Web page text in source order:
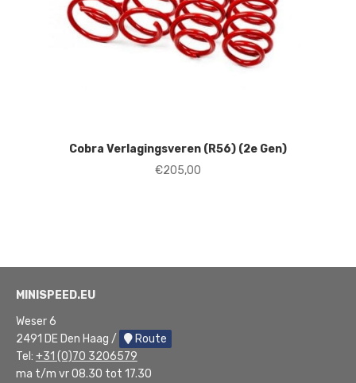
Cobra Verlagingsveren (R56) (2e Gen)
€205,00
MINISPEED.EU
Weser 6
2491 DE Den Haag /
Route
Tel: +31 (0)70 3206579
ma t/m vr 08.30 tot 17.30